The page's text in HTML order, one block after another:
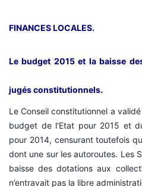
FINANCES LOCALES.
Le budget 2015 et la baisse
jugés constitutionnels.
Le Conseil constitutionnel a
budget de l'Etat pour 2015 et
pour 2014, censurant toutefois
dont une sur les autoroutes. Les
baisse des dotations aux
n’entravait pas la libre